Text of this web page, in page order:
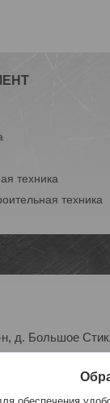
техника
техника
д. Большое
Республика